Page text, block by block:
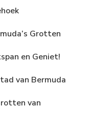
Grotten
en Geniet!
van Bermuda
van